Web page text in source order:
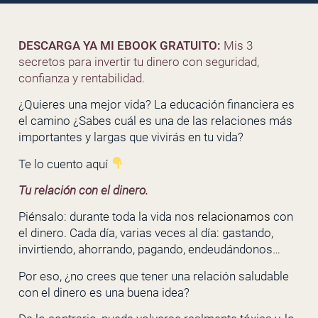
DESCARGA YA MI EBOOK GRATUITO: Mis 3
secretos para invertir tu dinero con seguridad,
confianza y rentabilidad.
¿Quieres una mejor vida? La educación financiera es
el camino ¿Sabes cuál es una de las relaciones más
importantes y largas que vivirás en tu vida?
Te lo cuento aquí
Tu relación con el dinero.
Piénsalo: durante toda la vida nos relacionamos con
el dinero. Cada día, varias veces al día: gastando,
invirtiendo, ahorrando, pagando, endeudándonos…
Por eso, ¿no crees que tener una relación saludable
con el dinero es una buena idea?